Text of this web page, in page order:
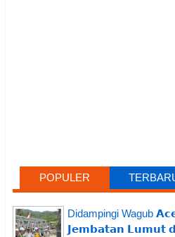
POPULER
Didampingi Wagub
𝗝𝗲𝗺𝗯𝗮𝘁𝗮𝗻 𝗟𝘂𝗺𝘂𝘁